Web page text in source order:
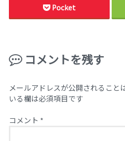
Pocket
コメントを残す
メールアドレスが公開されること
いる欄は必須項目です
コメント *